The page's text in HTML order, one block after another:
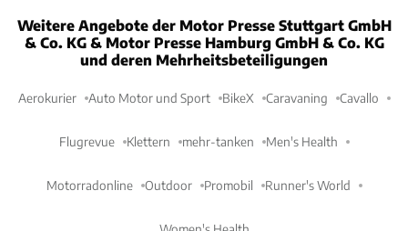
Weitere Angebote der Motor Presse Stuttgart GmbH
& Co. KG & Motor Presse Hamburg GmbH & Co. KG
und deren Mehrheitsbeteiligungen
Aerokurier Auto Motor und Sport BikeX Caravaning Cavallo
Flugrevue Klettern mehr-tanken Men's Health
Motorradonline Outdoor Promobil Runner's World